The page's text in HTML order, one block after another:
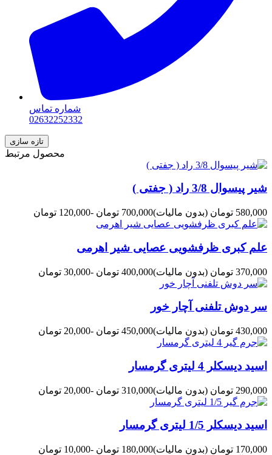
شماره تماس
02632252332
محصول مرتبط
شیر پیسوال 3/8 راد ( جفتی )
580,000 تومان (بدون مالیات)700,000 تومان -120,000 تومان
علم کبری ظرفشویی عصایی شیر اهرمی
370,000 تومان (بدون مالیات)400,000 تومان -30,000 تومان
سر دوش تلفنی آچار خور
430,000 تومان (بدون مالیات)450,000 تومان -20,000 تومان
اسید دیسکلر 4 لیتری گرمسار
290,000 تومان (بدون مالیات)310,000 تومان -20,000 تومان
اسید دیسکلر 1/5 لیتری گرمسار
170,000 تومان (بدون مالیات)180,000 تومان -10,000 تومان